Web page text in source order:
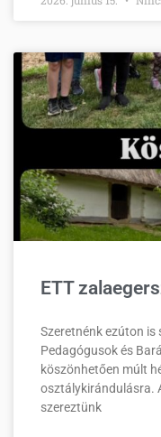
ETT
Szeretnénk ezúton
Pedagógusok és
köszönhetően múlt
osztálykirándulásra.
szereztünk